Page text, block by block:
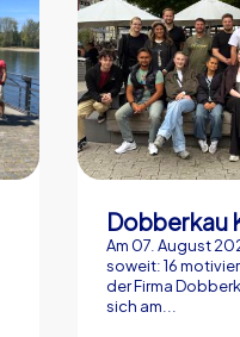
Dobberkau
Am 07. August
soweit: 16
der Firma
sich am...